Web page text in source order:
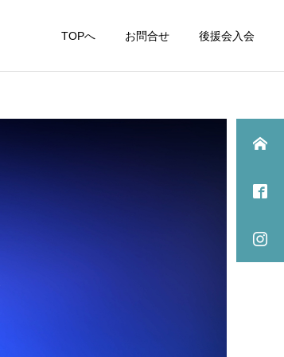
TOPへ お問合せ 後援会入会